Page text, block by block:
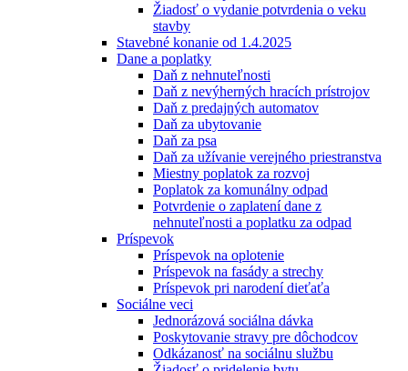
Žiadosť o vydanie potvrdenia o veku
stavby
Stavebné konanie od 1.4.2025
Dane a poplatky
Daň z nehnuteľnosti
Daň z nevýherných hracích prístrojov
Daň z predajných automatov
Daň za ubytovanie
Daň za psa
Daň za užívanie verejného priestranstva
Miestny poplatok za rozvoj
Poplatok za komunálny odpad
Potvrdenie o zaplatení dane z
nehnuteľnosti a poplatku za odpad
Príspevok
Príspevok na oplotenie
Príspevok na fasády a strechy
Príspevok pri narodení dieťaťa
Sociálne veci
Jednorázová sociálna dávka
Poskytovanie stravy pre dôchodcov
Odkázanosť na sociálnu službu